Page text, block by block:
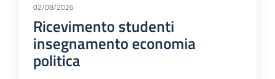
02/08/2026
Ricevimento studenti
insegnamento economia
politica